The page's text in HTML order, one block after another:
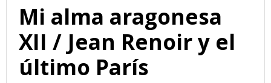
Mi alma aragonesa
XII / Jean Renoir y el
último París